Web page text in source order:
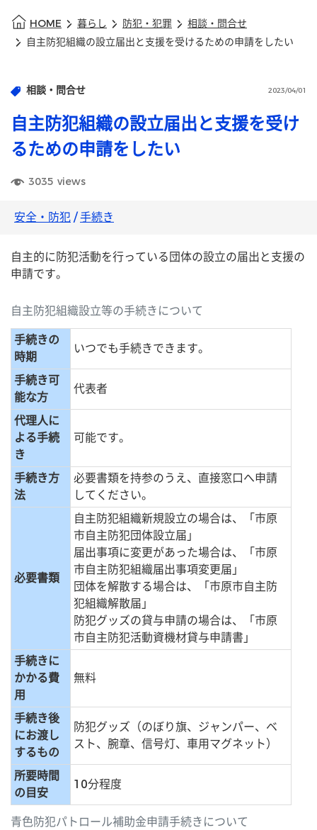
HOME 暮らし 防犯・犯罪
相談・問合せ
自主防犯組織の設立届出と支援を受けるための申請をしたい
相談・問合せ 2023/04/01
自主防犯組織の設立届出と支援を受け
るための申請をしたい
3035 views
安全・防犯/手続き
自主的に防犯活動を行っている団体の設立の届出と支援の
申請です。
自主防犯組織設立等の手続きについて
手続きの
時期
いつでも手続きできます。
手続き可
能な方
代表者
代理人に
よる手続
き
可能です。
手続き方
法
必要書類を持参のうえ、直接窓口へ申請
してください。
必要書類
自主防犯組織新規設立の場合は、「市原
市自主防犯団体設立届」
届出事項に変更があった場合は、「市原
市自主防犯組織届出事項変更届」
団体を解散する場合は、「市原市自主防
犯組織解散届」
防犯グッズの貸与申請の場合は、「市原
市自主防犯活動資機材貸与申請書」
手続きに
かかる費
用
無料
手続き後
にお渡し
するもの
防犯グッズ（のぼり旗、ジャンパー、ベ
スト、腕章、信号灯、車用マグネット）
所要時間
の目安
10分程度
青色防犯パトロール補助金申請手続きについて